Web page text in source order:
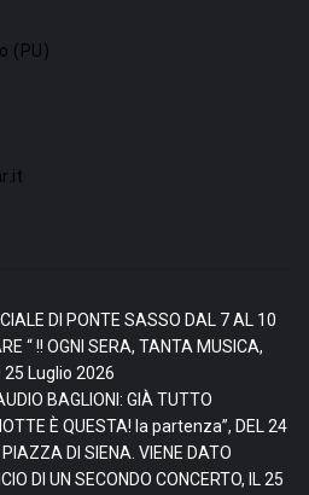
(PU)
DI PONTE SASSO DAL 7 AL 10
“ !! OGNI SERA, TANTA MUSICA,
25 Luglio 2026
BAGLIONI: GIÀ TUTTO
È QUESTA! la partenza”, DEL 24
DI SIENA. VIENE DATO
DI UN SECONDO CONCERTO, IL 25